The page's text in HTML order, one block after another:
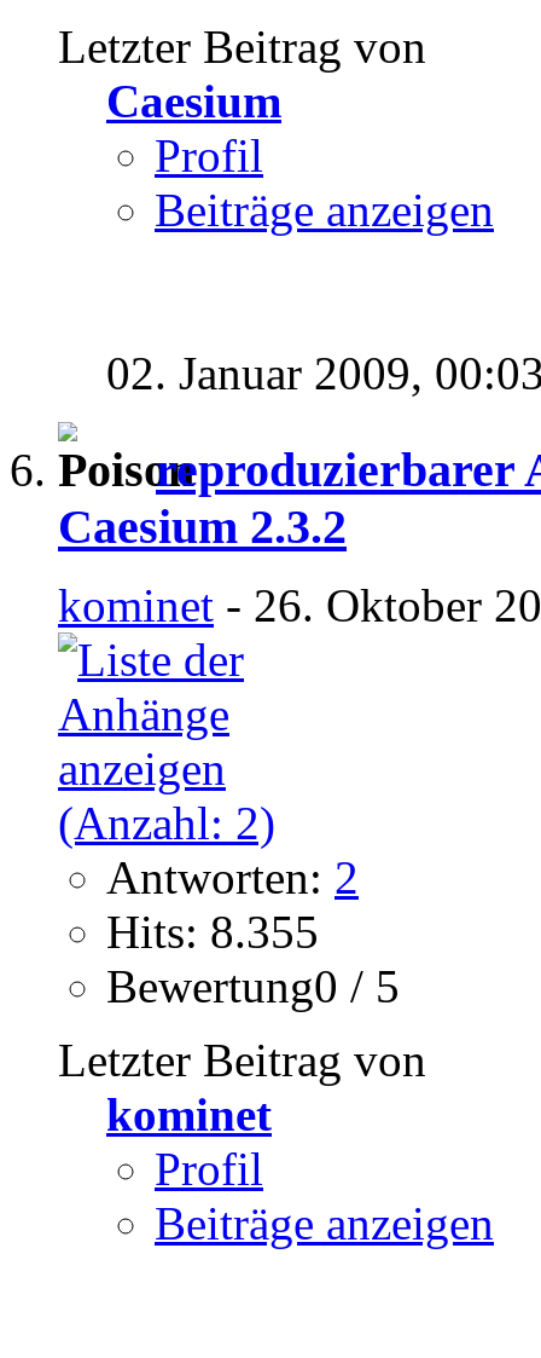
Letzter Beitrag von
Caesium
Profil
Beiträge anzeigen
02. Januar 2009,
reproduzierbarer
Caesium 2.3.2
kominet - 26. Oktober
Antworten: 2
Hits: 8.355
Bewertung0 / 5
Letzter Beitrag von
kominet
Profil
Beiträge anzeigen